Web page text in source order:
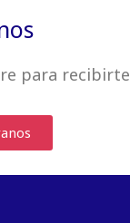
para recibirte